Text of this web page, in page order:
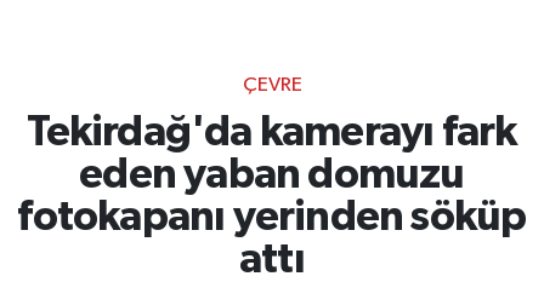
ÇEVRE
Tekirdağ'da kamerayı fark
eden yaban domuzu
fotokapanı yerinden söküp
attı
GÜNDEM
RESMİ İLANLAR
KÖŞE YAZILARI
Bursa Trafik Yoğunluk Haritası
Süper Lig Puan Durumu ve Fikstür
Tüm Manşetler